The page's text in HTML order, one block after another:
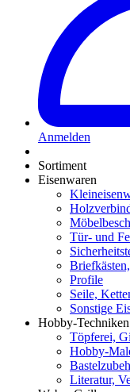
Anmelden
Sortiment
Eisenwaren
Tür- und
Profile
Seile,
Sonstige
Hobby-Techniken
Töpferei,
Hobby-
Literatur,